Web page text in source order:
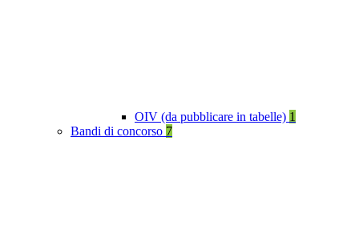
OIV (da pubblicare in tabelle) 1
Bandi di concorso 7